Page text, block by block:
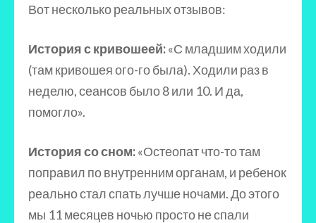
Вот несколько реальных отзывов:
История с кривошеей:«С младшим ходили
(там кривошея ого-го была). Ходили раз в
неделю, сеансов было 8 или 10. И да,
помогло».
История со сном:«Остеопат что-то там
поправил по внутренним органам, и ребенок
реально стал спать лучше ночами. До этого
мы 11 месяцев ночью просто не спали